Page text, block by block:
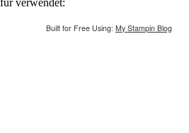
Built for Free Using: My Stampin Blog